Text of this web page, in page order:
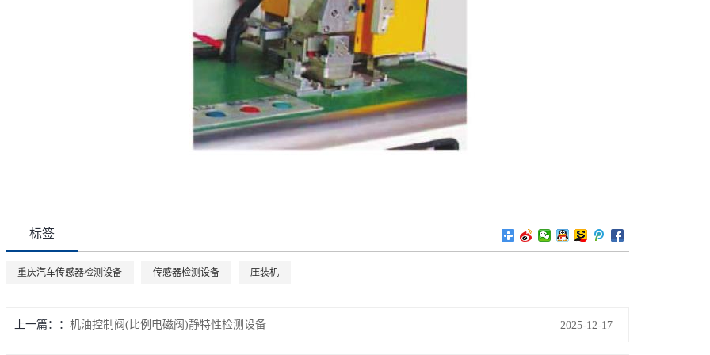
标签
重庆汽车传感器检测设备 传感器检测设备 压装机
上一篇： 机油控制阀(比例电磁阀)静特性检测设备 2025-12-17